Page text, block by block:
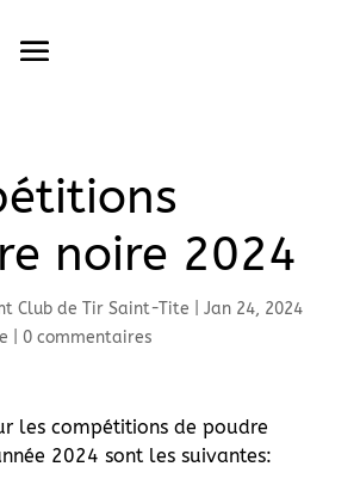
noire 2024
Club de Tir Saint-Tite
Jan 24, 2024
0 commentaires
les compétitions de poudre
2024 sont les suivantes: